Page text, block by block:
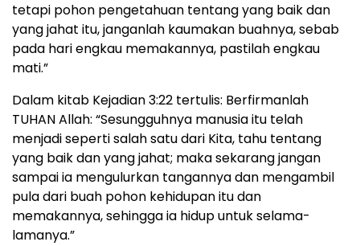
tetapi pohon pengetahuan tentang yang baik dan
yang jahat itu, janganlah kaumakan buahnya, sebab
pada hari engkau memakannya, pastilah engkau
mati.”
Dalam kitab Kejadian 3:22 tertulis: Berfirmanlah
TUHAN Allah: “Sesungguhnya manusia itu telah
menjadi seperti salah satu dari Kita, tahu tentang
yang baik dan yang jahat; maka sekarang jangan
sampai ia mengulurkan tangannya dan mengambil
pula dari buah pohon kehidupan itu dan
memakannya, sehingga ia hidup untuk selama-
lamanya.”